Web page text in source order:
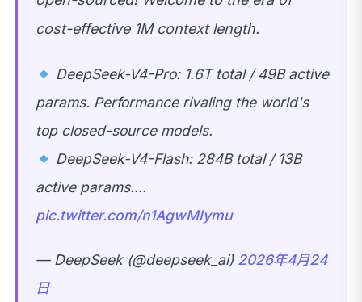
cost-effective 1M context length.
DeepSeek-V4-Pro: 1.6T total / 49B active
params. Performance rivaling the world's
top closed-source models.
DeepSeek-V4-Flash: 284B total / 13B
active params.…
pic.twitter.com/n1AgwMIymu
— DeepSeek (@deepseek_ai) 2026年4月24
日